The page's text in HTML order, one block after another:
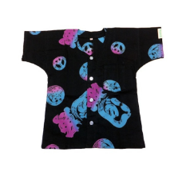
ク 職人の仕立てシャツ
てぬぐいシャツ 濱いちシャ
ツ 焼津 浜通り 港町